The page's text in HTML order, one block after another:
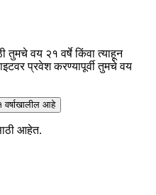
तुमचे वय २१ वर्षे किंवा त्याहून
प्रवेश करण्यापूर्वी तुमचे वय
वर्षाखालील आहे
आहेत.